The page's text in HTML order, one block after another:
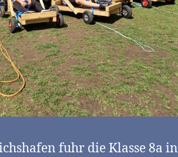
fuhr die Klasse 8a in